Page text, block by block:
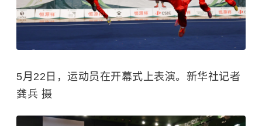
5月22日，运动员在开幕式上表演。新华社记者
龚兵 摄